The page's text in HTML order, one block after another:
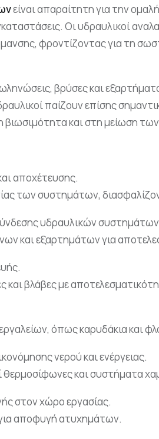
είναι απαραίτητη για την
Οι υδραυλικοί
φροντίζοντας για τη
βρύσες και
παίζουν επίσης
βιωσιμότητα και στη μείωση
αποχέτευσης.
των συστημάτων,
υδραυλικών
και εξαρτημάτων για
βλάβες με
όπως καρυδάκια και
νερού και ενέργειας.
θερμοσίφωνες και συστήματα
στον χώρο εργασίας.
αποφυγή ατυχημάτων.